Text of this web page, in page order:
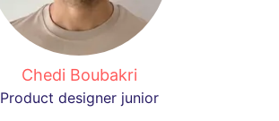
Chedi Boubakri
Product designer junior